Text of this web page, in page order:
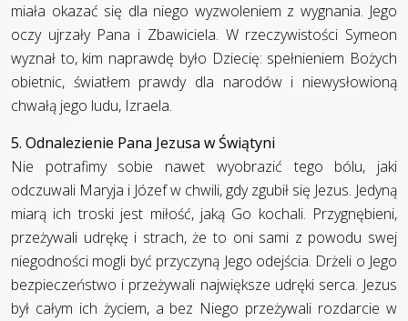
miała okazać się dla niego wyzwoleniem z wygnania. Jego
oczy ujrzały Pana i Zbawiciela. W rzeczywistości Symeon
wyznał to, kim naprawdę było Dziecię: spełnieniem Bożych
obietnic, światłem prawdy dla narodów i niewysłowioną
chwałą jego ludu, Izraela.
5. Odnalezienie Pana Jezusa w Świątyni
Nie potrafimy sobie nawet wyobrazić tego bólu, jaki
odczuwali Maryja i Józef w chwili, gdy zgubił się Jezus. Jedyną
miarą ich troski jest miłość, jaką Go kochali. Przygnębieni,
przeżywali udrękę i strach, że to oni sami z powodu swej
niegodności mogli być przyczyną Jego odejścia. Drżeli o Jego
bezpieczeństwo i przeżywali największe udręki serca. Jezus
był całym ich życiem, a bez Niego przeżywali rozdarcie w